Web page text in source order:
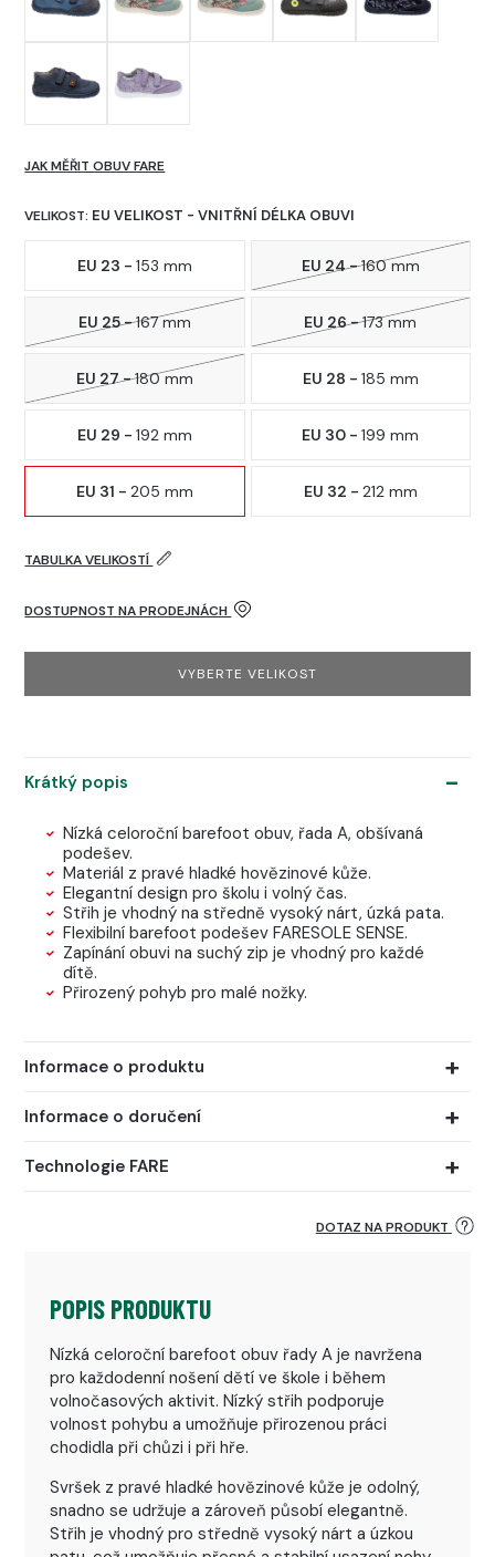
VELIKOST: EU VELIKOST - VNITŘNÍ DÉLKA OBUVI
JAK MĚŘIT OBUV FARE
EU 23 - 153 mm EU 24 -160 mm
EU 25 -167 mm EU 26 -173 mm
EU 27 -180 mm EU 28 - 185 mm
EU 29 - 192 mm EU 30 -199 mm
EU 31 - 205 mm EU 32 - 212 mm
TABULKA VELIKOSTÍ
DOSTUPNOST NA PRODEJNÁCH
VYBERTE VELIKOST
Krátký popis
Nízká celoroční barefoot obuv, řada A, obšívaná
podešev.
Materiál z pravé hladké hovězinové kůže.
Elegantní design pro školu i volný čas.
Střih je vhodný na středně vysoký nárt, úzká pata.
Flexibilní barefoot podešev FARESOLE SENSE.
Zapínání obuvi na suchý zip je vhodný pro každé
dítě.
Přirozený pohyb pro malé nožky.
Informace o produktu
Informace o doručení
Technologie FARE
DOTAZ NA PRODUKT
POPIS PRODUKTU
Nízká celoroční barefoot obuv řady A je navržena
pro každodenní nošení dětí ve škole i během
volnočasových aktivit. Nízký střih podporuje
volnost pohybu a umožňuje přirozenou práci
chodidla při chůzi i při hře.
Svršek z pravé hladké hovězinové kůže je odolný,
snadno se udržuje a zároveň působí elegantně.
Střih je vhodný pro středně vysoký nárt a úzkou